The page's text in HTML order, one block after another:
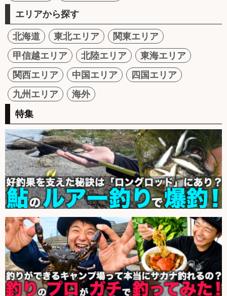
エリアから探す
北海道 東北エリア
関東エリア
甲信越エリア
北陸エリア
東海エリア
関西エリア
中国エリア
四国エリア
九州エリア
海外
特集